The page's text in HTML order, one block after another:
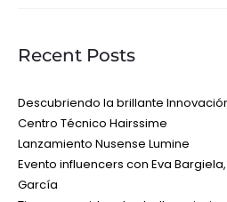
Recent Posts
Descubriendo la brillante
Centro Técnico Hairssime
Lanzamiento Nusense Lumine
Evento influencers con Eva
García